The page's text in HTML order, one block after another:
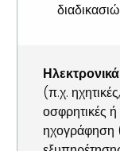
(π.χ.
οσφρητικές
ηχογράφηση